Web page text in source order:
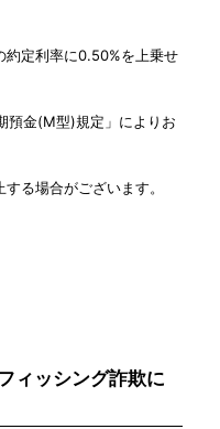
約定利率に0.50%を上乗せ
預金(M型)規定」によりお
る場合がございます。
ィッシング詐欺に